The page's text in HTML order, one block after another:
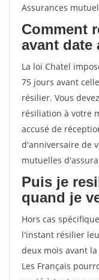
Assurances
Comment
avant date
La loi Chatel
75 jours avant
résilier. Vous
résiliation à votre
accusé de
d'anniversaire de
mutuelles
Puis je
quand je
Hors cas
l'instant résilier
deux mois avant
Les Français